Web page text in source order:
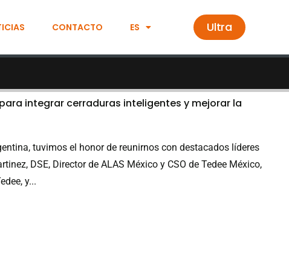
CONTACTO ES Ultra
integrar cerraduras inteligentes y mejorar la
tuvimos el honor de reunirnos con destacados líderes
DSE, Director de ALAS México y CSO de Tedee México,
y...